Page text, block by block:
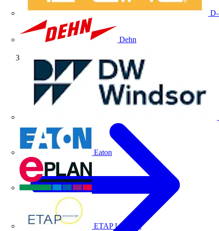
Dehn
Eaton
ETAP Lighting
Artículos técnicos